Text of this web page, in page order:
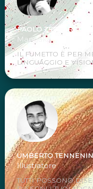
PAOLO ZECCARDO
Mangaka
IL FUMETTO È PER
LINGUAGGIO E
UMBERTO
Illustratore
TUTTI POSSONO